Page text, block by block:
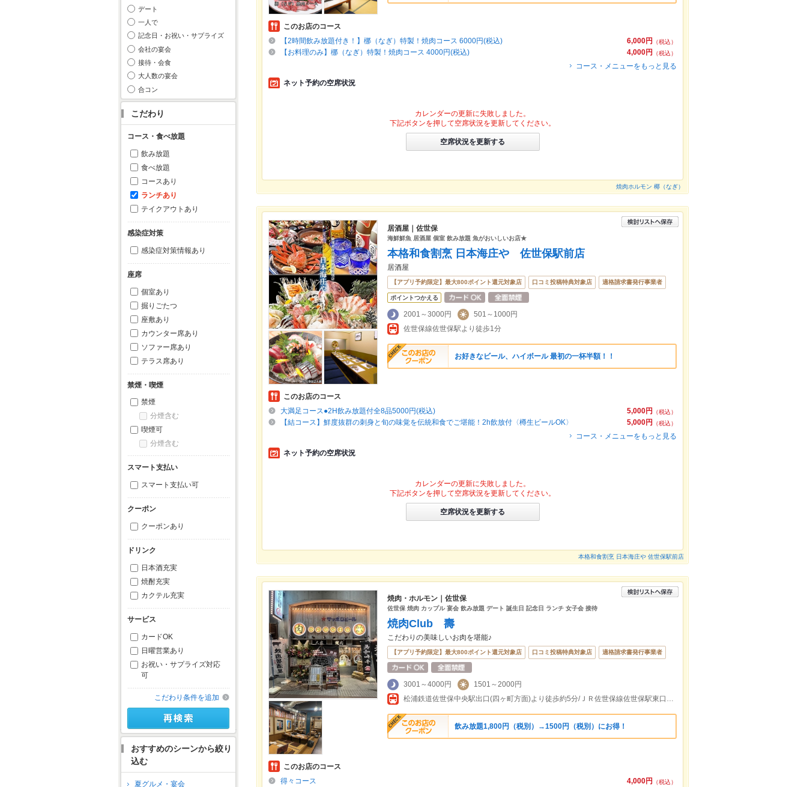
デート
一人で
記念日・お祝い・サプライズ
会社の宴会
接待・会食
大人数の宴会
合コン
こだわり
コース・食べ放題
飲み放題
食べ放題
コースあり
ランチあり
テイクアウトあり
感染症対策
感染症対策情報あり
座席
個室あり
掘りごたつ
座敷あり
カウンター席あり
ソファー席あり
テラス席あり
禁煙・喫煙
禁煙
分煙含む
喫煙可
分煙含む
スマート支払い
スマート支払い可
クーポン
クーポンあり
ドリンク
日本酒充実
焼酎充実
カクテル充実
サービス
カードOK
日曜営業あり
お祝い・サプライズ対応
可
こだわり条件を追加
おすすめのシーンから絞り
込む
夏グルメ・宴会
このお店のコース
6,000円
（税込）
【2時間飲み放題付き！】梛（なぎ）特製！焼肉コース 6000円(税込)
4,000円
（税込）
【お料理のみ】梛（なぎ）特製！焼肉コース 4000円(税込)
コース・メニューをもっと見る
ネット予約の空席状況
カレンダーの更新に失敗しました。
下記ボタンを押して空席状況を更新してください。
空席状況を更新する
焼肉ホルモン 椰（なぎ）
居酒屋｜佐世保
海鮮鮮魚 居酒屋 個室 飲み放題 魚がおいしいお店★
本格和食割烹 日本海庄や 佐世保駅前店
居酒屋
【アプリ予約限定】最大800ポイント還元対象店 口コミ投稿特典対象店 適格請求書発行事業者
ポイントつかえる
2001～3000円
501～1000円
佐世保線佐世保駅より徒歩1分
お好きなビール、ハイボール 最初の一杯半額！！
このお店のコース
5,000円
（税込）
大満足コース●2H飲み放題付全8品5000円(税込)
5,000円
（税込）
【結コース】鮮度抜群の刺身と旬の味覚を伝統和食でご堪能！2h飲放付〈樽生ビールOK〉
コース・メニューをもっと見る
ネット予約の空席状況
カレンダーの更新に失敗しました。
下記ボタンを押して空席状況を更新してください。
空席状況を更新する
本格和食割烹 日本海庄や 佐世保駅前店
焼肉・ホルモン｜佐世保
佐世保 焼肉 カップル 宴会 飲み放題 デート 誕生日 記念日 ランチ 女子会 接待
焼肉Club 壽
こだわりの美味しいお肉を堪能♪
【アプリ予約限定】最大800ポイント還元対象店 口コミ投稿特典対象店 適格請求書発行事業者
3001～4000円
1501～2000円
松浦鉄道佐世保中央駅出口(四ヶ町方面)より徒歩約5分/ＪＲ佐世保線佐世保駅東口より徒歩約12分
飲み放題1,800円（税別）→1500円（税別）にお得！
このお店のコース
4,000円
（税込）
得々コース